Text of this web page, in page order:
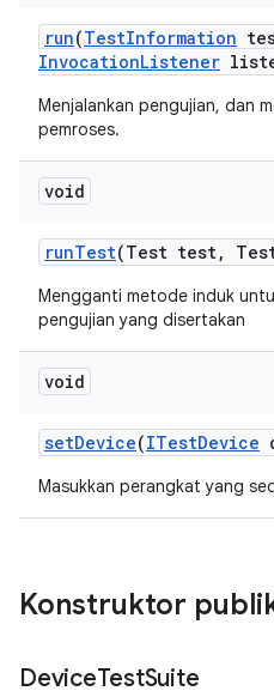
run(TestInformation
InvocationListener
Menjalankan pengujian, dan
pemroses.
void
runTest(Test test,
Mengganti metode induk
pengujian yang disertakan
void
setDevice(ITestDevice
Masukkan perangkat yang
Konstruktor
DeviceTestSuite